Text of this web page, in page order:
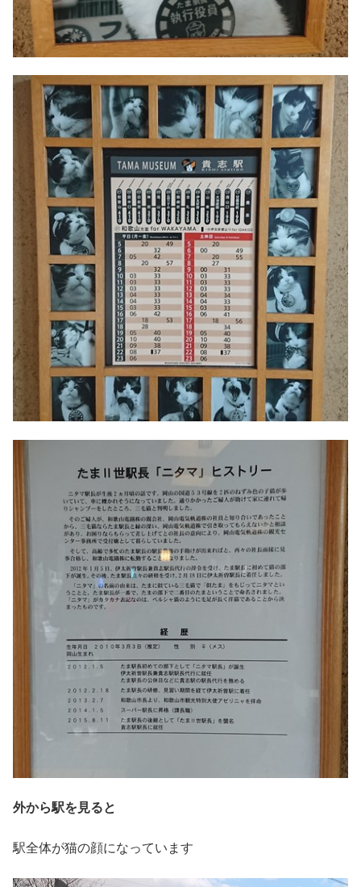
外から駅を見ると
駅全体が猫の顔になっています